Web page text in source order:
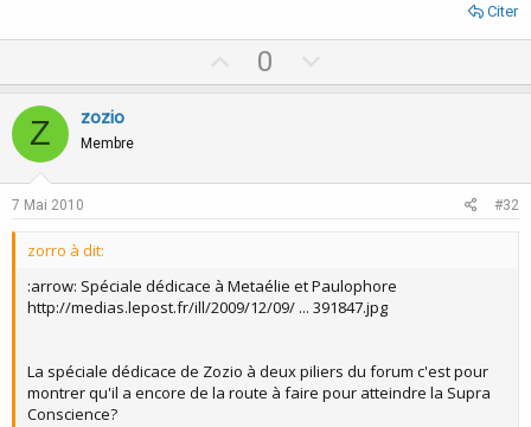
Citer
p
t
0
o
v
Z zozio
Membre
7 Mai 2010 #32
zorro à dit:
:arrow: Spéciale dédicace à Metaélie et Paulophore
http://medias.lepost.fr/ill/2009/12/09/ ... 391847.jpg
La spéciale dédicace de Zozio à deux piliers du forum c'est pour
montrer qu'il a encore de la route à faire pour atteindre la Supra
Conscience?